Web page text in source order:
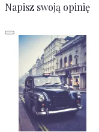
Napisz swoją opinię